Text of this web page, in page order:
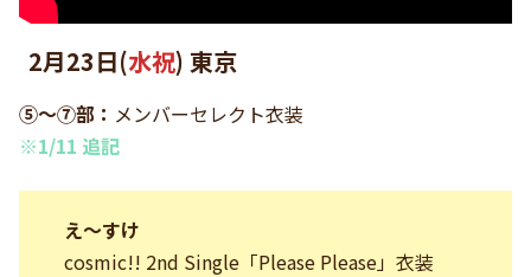
2月23日(水祝) 東京
⑤〜⑦部： メンバーセレクト衣装
※1/11 追記
え〜すけ
cosmic!! 2nd Single「Please Please」衣装